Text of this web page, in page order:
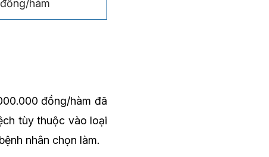
hàm
đồng/hàm đã
tùy thuộc vào loại
nhân chọn làm.